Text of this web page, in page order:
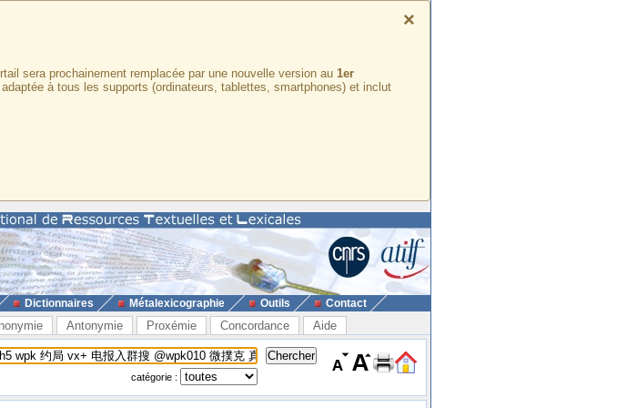
×
sera prochainement remplacée par une nouvelle version au 1er
à tous les supports (ordinateurs, tablettes, smartphones) et inclut
Dictionnaires Métalexicographie Outils Contact
Antonymie Proxémie Concordance Aide
catégorie :